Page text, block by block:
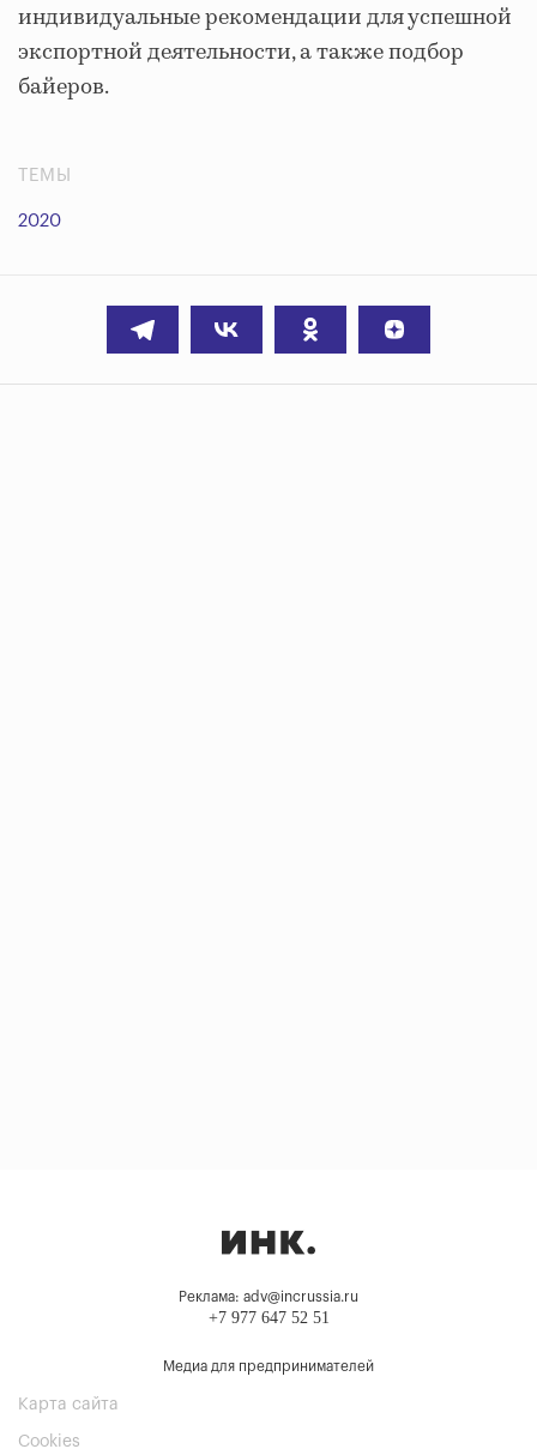
индивидуальные рекомендации для успешной
экспортной деятельности, а также подбор
байеров.
ТЕМЫ
2020
Реклама: adv@incrussia.ru
+7 977 647 52 51
Медиа для предпринимателей
Карта сайта
Cookies